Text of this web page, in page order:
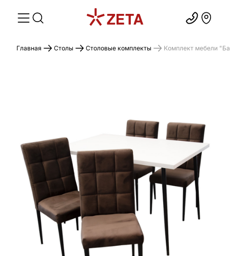
Главная Столы Столовые комплекты Комплект мебели